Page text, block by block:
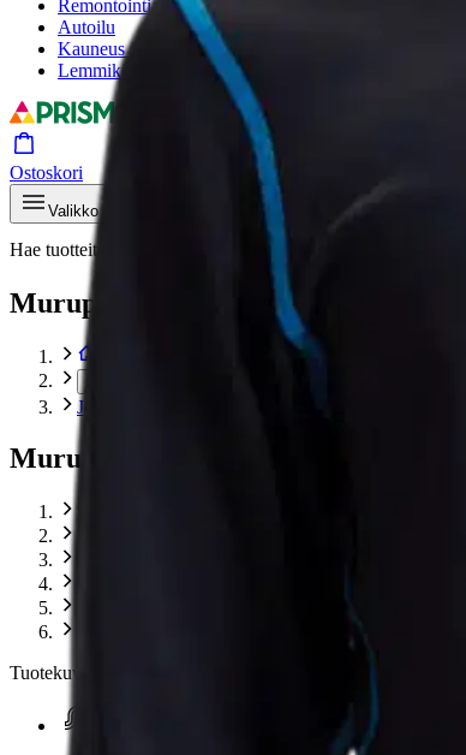
Remontointi
Autoilu
Kauneus ja hyvinvointi
Lemmikit
Ostoskori
Valikko
Hae tuotteita – aina halvat hinnat
Murupolku
Jääkiekko-alusasut
Murupolku
Tuotekuvat- ja videot